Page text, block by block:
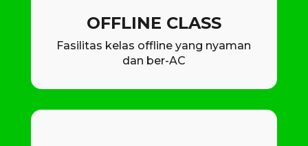
OFFLINE CLASS
Fasilitas kelas offline yang nyaman
dan ber-AC